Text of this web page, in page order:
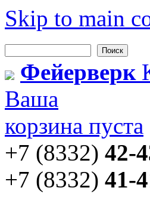
Skip to main
Форма поиска
Фейерверк
Ваша
корзина пуста
+7 (8332) 42-
+7 (8332) 41-